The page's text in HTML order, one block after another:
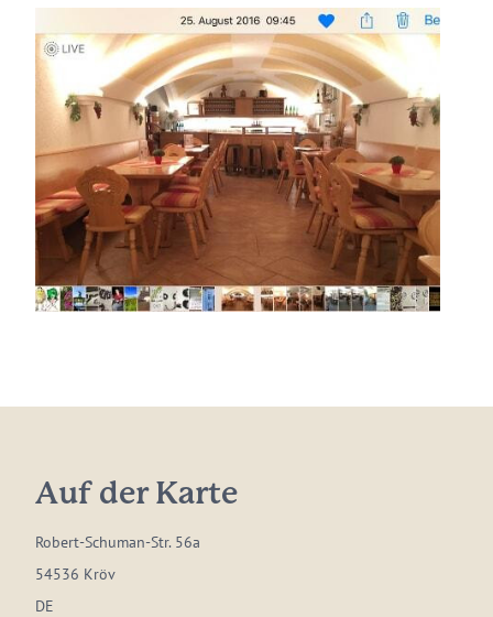
Auf der Karte
Robert-Schuman-Str. 56a
54536 Kröv
DE